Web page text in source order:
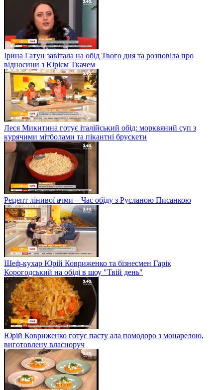
Ірина Гатун завітала на обід Твого дня та розповіла про
відносини з Юрієм Ткачем
Леся Микитина готує італійський обід: морквяний суп з
курячими мітболами та пікантні брускети
Рецепт лінивої ачми – Час обіду з Русланою Писанкою
Шеф-кухар Юрій Ковриженко та бізнесмен Гарік
Корогодський на обіді в шоу "Твій день"
Юрій Ковриженко готує пасту ала помодоро з моцарелою,
виготовлену власноруч